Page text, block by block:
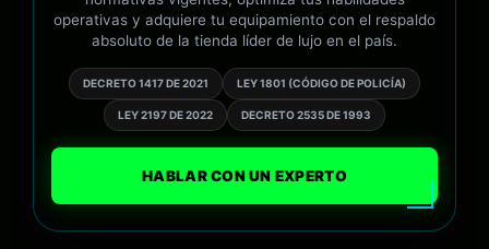
operativas y adquiere tu equipamiento con el respaldo
absoluto de la tienda líder de lujo en el país.
DECRETO 1417 DE 2021 LEY 1801 (CÓDIGO DE POLICÍA)
LEY 2197 DE 2022 DECRETO 2535 DE 1993
HABLAR CON UN EXPERTO